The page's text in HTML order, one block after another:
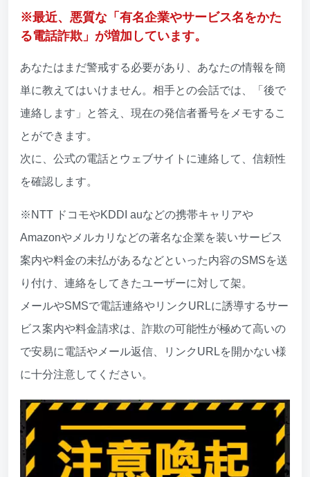
※最近、悪質な「有名企業やサービス名をかた
る電話詐欺」が増加しています。
あなたはまだ警戒する必要があり、あなたの情報を簡
単に教えてはいけません。相手との会話では、「後で
連絡します」と答え、現在の発信者番号をメモするこ
とができます。
次に、公式の電話とウェブサイトに連絡して、信頼性
を確認します。
※NTT ドコモやKDDI auなどの携帯キャリアや
Amazonやメルカリなどの著名な企業を装いサービス
案内や料金の未払があるなどといった内容のSMSを送
り付け、連絡をしてきたユーザーに対して架。
メールやSMSで電話連絡やリンクURLに誘導するサー
ビス案内や料金請求は、詐欺の可能性が極めて高いの
で安易に電話やメール返信、リンクURLを開かない様
に十分注意してください。